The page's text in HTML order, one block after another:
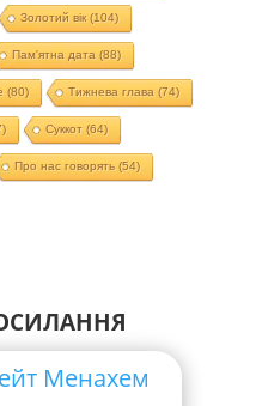
Золотий вік(104)
Пам'ятна дата (88)
(80) Тижнева глава (74)
Суккот (64)
Про нас говорять(54)
Менахем